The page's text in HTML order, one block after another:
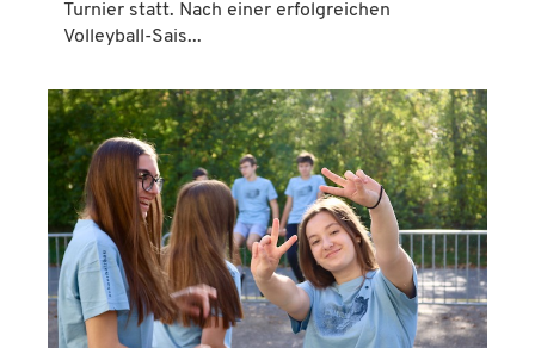
Turnier statt. Nach einer erfolgreichen
Volleyball-Sais...